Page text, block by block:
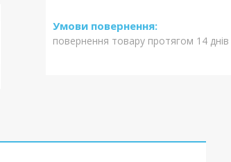
повернення товару протягом 14 днів